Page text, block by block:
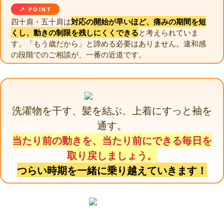
📍 POINT
四十肩・五十肩は対応の開始が早いほど、痛みの期間を短
くし、動きの制限を残しにくくできると考えられていま
す。「もう歳だから」と諦める必要はありません。違和感
の段階でのご相談が、一番の近道です。
洗濯物を干す、髪を結ぶ、上着にすっと袖を
通す。
当たり前の動きを、当たり前にできる毎日を
取り戻しましょう。
つらい時期を一緒に乗り越えていきます！